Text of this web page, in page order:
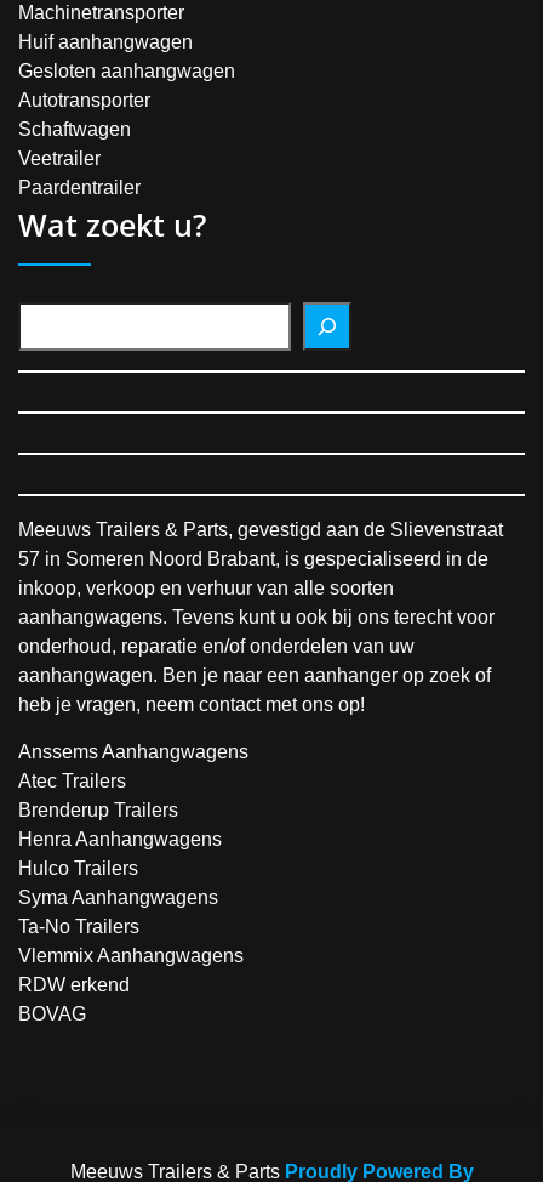
Machinetransporter
Huif aanhangwagen
Gesloten aanhangwagen
Autotransporter
Schaftwagen
Veetrailer
Paardentrailer
Wat zoekt u?
Meeuws Trailers & Parts, gevestigd aan de Slievenstraat
57 in Someren Noord Brabant, is gespecialiseerd in de
inkoop, verkoop en verhuur van alle soorten
aanhangwagens. Tevens kunt u ook bij ons terecht voor
onderhoud, reparatie en/of onderdelen van uw
aanhangwagen. Ben je naar een aanhanger op zoek of
heb je vragen, neem contact met ons op!
Anssems Aanhangwagens
Atec Trailers
Brenderup Trailers
Henra Aanhangwagens
Hulco Trailers
Syma Aanhangwagens
Ta-No Trailers
Vlemmix Aanhangwagens
RDW erkend
BOVAG
Meeuws Trailers & Parts Proudly Powered By